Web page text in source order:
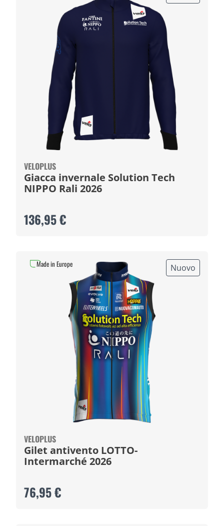
VELOPLUS
Giacca invernale Solution Tech
NIPPO Rali 2026
136,95 €
Nuovo
VELOPLUS
Gilet antivento LOTTO-
Intermarché 2026
76,95 €
Made in Europe